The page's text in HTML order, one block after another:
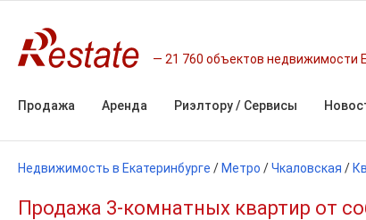
21 760 объектов недвижимости
Продажа Аренда Риэлтору / Сервисы
Недвижимость в Екатеринбурге / Метро /Чкаловская /
Продажа 3-комнатных квартир от